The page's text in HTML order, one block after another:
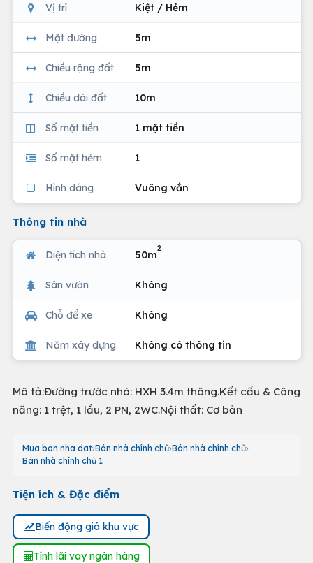
Vị trí Kiệt / Hẻm
Mặt đường 5m
Chiều rộng đất 5m
Chiều dài đất 10m
Số mặt tiền 1 mặt tiền
Số mặt hẻm 1
Hình dáng Vuông vắn
Thông tin nhà
Diện tích nhà 50m
2
Sân vườn Không
Chỗ để xe Không
Năm xây dựng Không có thông tin
Mô tả:Đường trước nhà: HXH 3.4m thông.Kết cấu & Công
năng: 1 trệt, 1 lầu, 2 PN, 2WC.Nội thất: Cơ bản
Mua ban nha dat Bán nhà chính chủ Bán nhà chính chủ
Bán nhà chính chủ 1
Tiện ích & Đặc điểm
Biến động giá khu vực
Tính lãi vay ngân hàng